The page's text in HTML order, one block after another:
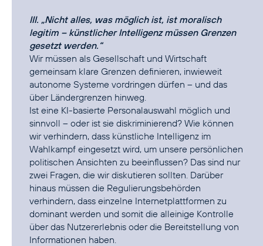
III. „Nicht alles, was möglich ist, ist moralisch
legitim – künstlicher Intelligenz müssen Grenzen
gesetzt werden.“
Wir müssen als Gesellschaft und Wirtschaft
gemeinsam klare Grenzen definieren, inwieweit
autonome Systeme vordringen dürfen – und das
über Ländergrenzen hinweg.
Ist eine KI-basierte Personalauswahl möglich und
sinnvoll – oder ist sie diskriminierend? Wie können
wir verhindern, dass künstliche Intelligenz im
Wahlkampf eingesetzt wird, um unsere persönlichen
politischen Ansichten zu beeinflussen? Das sind nur
zwei Fragen, die wir diskutieren sollten. Darüber
hinaus müssen die Regulierungsbehörden
verhindern, dass einzelne Internetplattformen zu
dominant werden und somit die alleinige Kontrolle
über das Nutzererlebnis oder die Bereitstellung von
Informationen haben.